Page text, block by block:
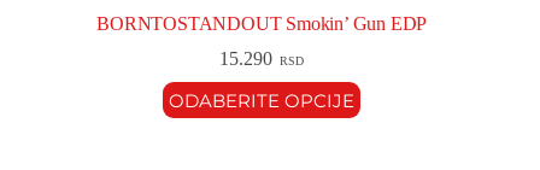
BORNTOSTANDOUT Smokin’ Gun EDP
15.290 RSD
ODABERITE OPCIJE